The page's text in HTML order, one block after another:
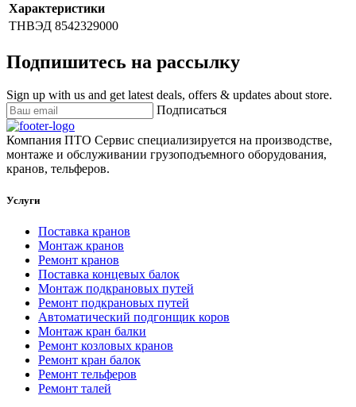
Характеристики
ТНВЭД 8542329000
Подпишитесь на рассылку
Sign up with us and get latest deals, offers & updates about store.
Подписаться
Компания ПТО Сервис специализируется на производстве,
монтаже и обслуживании грузоподъемного оборудования,
кранов, тельферов.
Услуги
Поставка кранов
Монтаж кранов
Ремонт кранов
Поставка концевых балок
Монтаж подкрановых путей
Ремонт подкрановых путей
Автоматический подгонщик коров
Монтаж кран балки
Ремонт козловых кранов
Ремонт кран балок
Ремонт тельферов
Ремонт талей